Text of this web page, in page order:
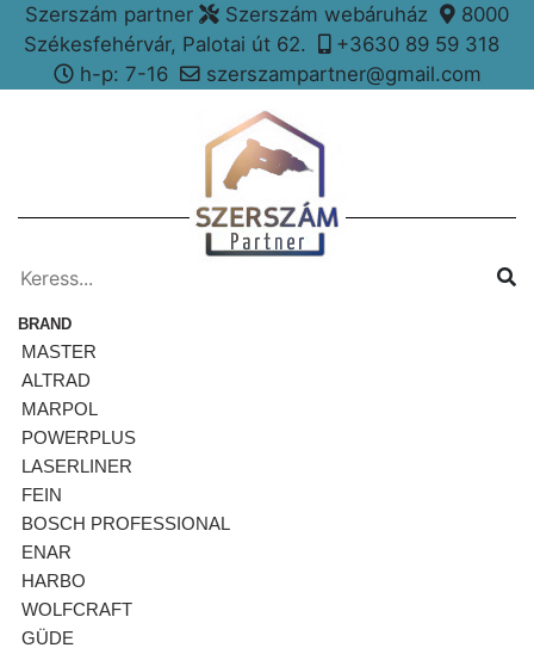
Szerszám partner Szerszám webáruház
8000
Székesfehérvár, Palotai út 62.
+3630 89 59 318
h-p: 7-16
szerszampartner@gmail.com
BRAND
MASTER
ALTRAD
MARPOL
POWERPLUS
LASERLINER
FEIN
BOSCH PROFESSIONAL
ENAR
HARBO
WOLFCRAFT
GÜDE